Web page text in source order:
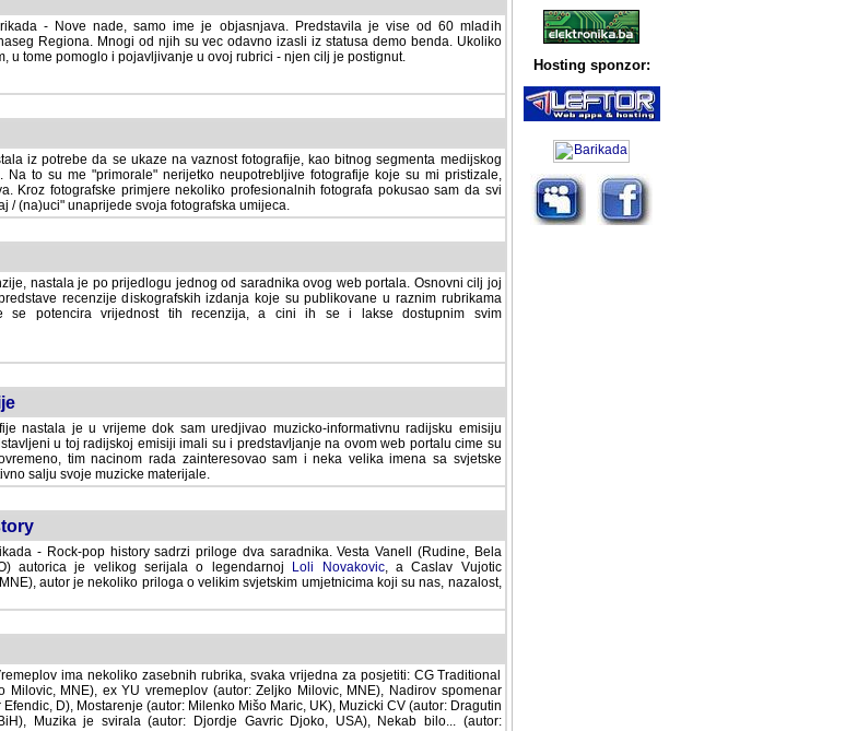
- Nove nade, samo ime je objasnjava. Predstavila je vise od 60 mladih
Regiona. Mnogi od njih su vec odavno izasli iz statusa demo benda. Ukoliko im
tome pomoglo i pojavljivanje u ovoj rubrici - njen cilj je postignut.
iz potrebe da se ukaze na vaznost fotografije, kao bitnog segmenta medijskog
Na to su me "primorale" nerijetko neupotrebljive fotografije koje su mi pristizale,
Kroz fotografske primjere nekoliko profesionalnih fotografa pokusao sam da svi
/ (na)uci" unaprijede svoja fotografska umijeca.
nastala je po prijedlogu jednog od saradnika ovog web portala. Osnovni cilj joj
recenzije diskografskih izdanja koje su publikovane u raznim rubrikama
se potencira vrijednost tih recenzija, a cini ih se i lakse dostupnim svim
nastala je u vrijeme dok sam uredjivao muzicko-informativnu radijsku emisiju
u toj radijskoj emisiji imali su i predstavljanje na ovom web portalu cime su
tim nacinom rada zainteresovao sam i neka velika imena sa svjetske
salju svoje muzicke materijale.
- Rock-pop history sadrzi priloge dva saradnika. Vesta Vanell (Rudine, Bela
autorica je velikog serijala o legendarnoj
Loli Novakovic, a Caslav Vujotic
autor je nekoliko priloga o velikim svjetskim umjetnicima koji su nas, nazalost,
ima nekoliko zasebnih rubrika, svaka vrijedna za posjetiti: CG Traditional
Milovic, MNE), ex YU vremeplov (autor: Zeljko Milovic, MNE), Nadirov spomenar
Efendic, D), Mostarenje (autor: Milenko Mišo Maric, UK), Muzicki CV (autor: Dragutin
Muzika je svirala (autor: Djordje Gavric Djoko, USA), Nekab bilo... (autor:
Hosting sponzor: